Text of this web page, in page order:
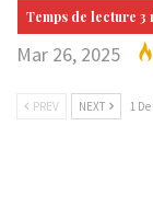
Mar 26, 2025
PREV NEXT 1